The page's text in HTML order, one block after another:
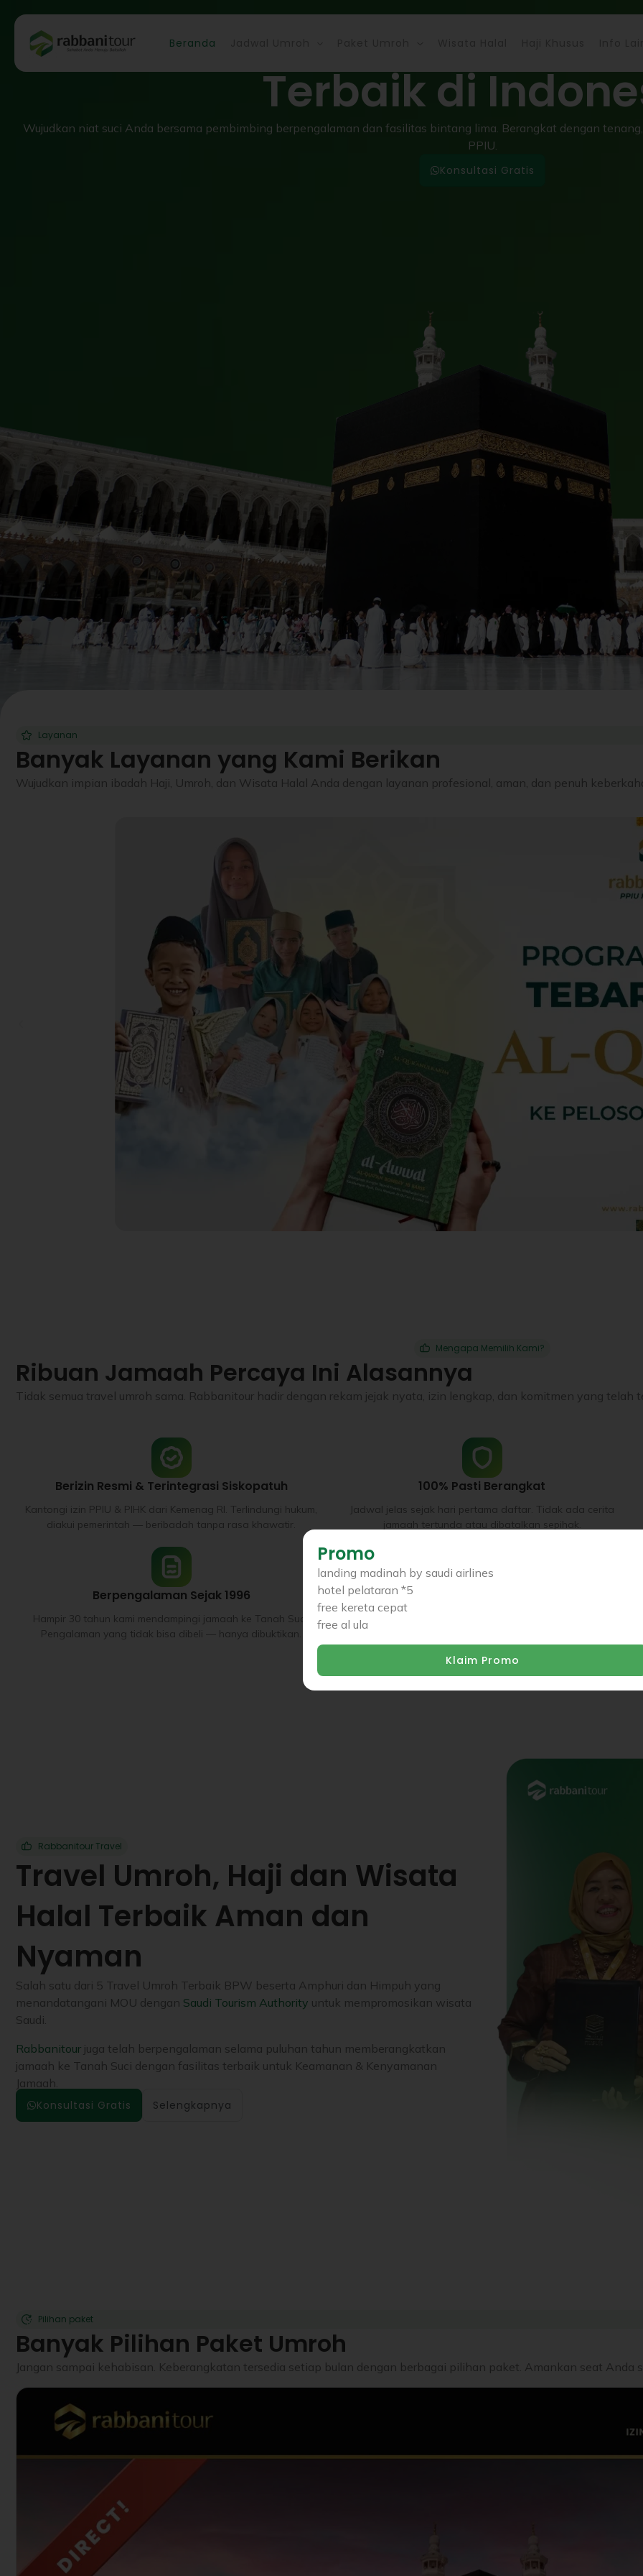
konten
Beranda
Travel Umroh, Haji dan
Terbaik di
Wujudkan niat suci Anda bersama pembimbing berpengalaman dan fasilitas bintang lima. Berangkat dengan
PPIU.
Konsultasi Gratis
Layanan
Banyak Layanan yang Kami Berikan
Wujudkan impian ibadah Haji, Umroh, dan Wisata Halal Anda dengan layanan profesional, aman, dan penuh
Mengapa Memilih Kami?
Ribuan Jamaah Percaya Ini Alasannya
Tidak semua travel umroh sama. Rabbanitour hadir dengan rekam jejak nyata, izin lengkap, dan komitmen yang telah
Berizin Resmi & Terintegrasi Siskopatuh
Kantongi izin PPIU & PIHK dari Kemenag RI. Terlindungi hukum,
diakui pemerintah — beribadah tanpa rasa khawatir.
100% Pasti Berangkat
Jadwal jelas sejak hari pertama daftar. Tidak ada cerita
jamaah tertunda atau dibatalkan sepihak.
Berpengalaman Sejak 1996
Hampir 30 tahun kami mendampingi jamaah ke Tanah Suci.
Pengalaman yang tidak bisa dibeli — hanya dibuktikan.
Pembimbing Bersertifikasi BNSP
Didampingi Muthawif profesional yang memahami syariat dan
Rabbanitour Travel
Travel Umroh, Haji dan Wisata
Halal Terbaik Aman dan
Nyaman
Salah satu dari 5 Travel Umroh Terbaik BPW beserta Amphuri dan Himpuh yang
menandatangani MOU dengan Saudi Tourism Authority untuk mempromosikan wisata
Saudi.
Rabbanitour juga telah berpengalaman selama puluhan tahun memberangkatkan
jamaah ke Tanah Suci dengan fasilitas terbaik untuk Keamanan & Kenyamanan
Jamaah.
Konsultasi Gratis
Selengkapnya
Pilihan paket
Banyak Pilihan Paket Umroh
Jangan sampai kehabisan. Keberangkatan tersedia setiap bulan dengan berbagai pilihan paket. Amankan seat Anda
Promo
landing madinah by saudi airlines
hotel pelataran *5
free kereta cepat
free al ula
Klaim Promo